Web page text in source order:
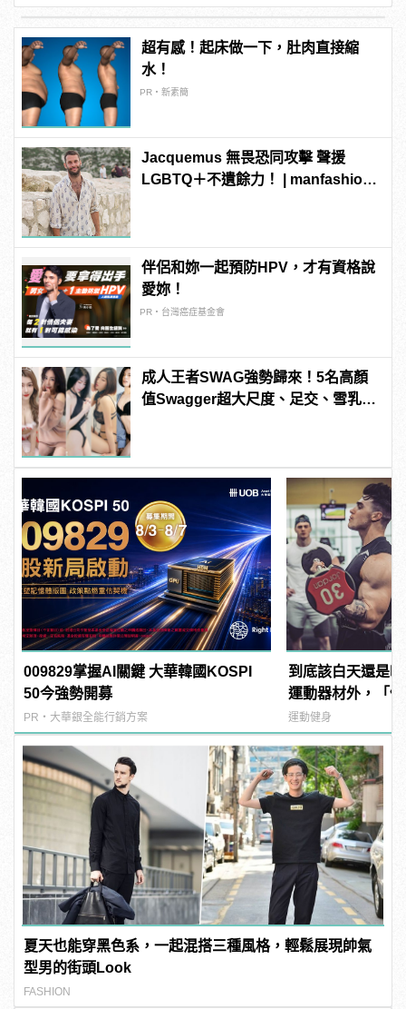
超有感！起床做一下，肚肉直接縮
水！
PR・新素簡
Jacquemus 無畏恐同攻擊 聲援
LGBTQ＋不遺餘力！ | manfashion
伴侶和妳一起預防HPV，才有資格說
愛妳！
PR・台灣癌症基金會
成人王者SWAG強勢歸來！5名高顏
值Swagger超大尺度、足交、雪乳、
009829掌握AI關鍵 大華韓國KOSPI
50今強勢開募
PR・大華銀全能行銷方案
到底該白天還是
運動器材外，「
果也不一樣！
運動健身
夏天也能穿黑色系，一起混搭三種風格，輕鬆展現帥氣
型男的街頭Look
FASHION